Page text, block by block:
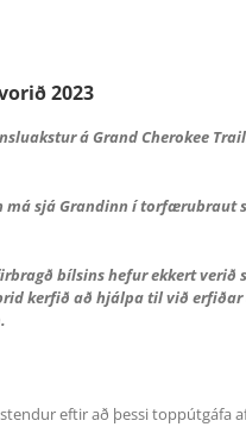
2023
á Grand Cherokee
má sjá Grandinn í
bílsins hefur ekkert
kerfið að hjálpa til við
eftir að þessi toppútgáfa